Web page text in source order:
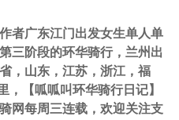
者广东江门出发女生单人单
三阶段的环华骑行，兰州出
，山东，江苏，浙江，福
，【呱呱叫环华骑行日记】
网每周三连载，欢迎关注支